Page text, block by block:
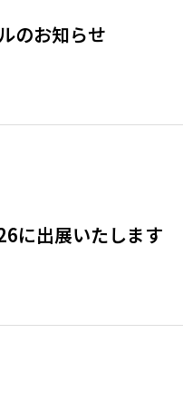
のお知らせ
に出展いたします